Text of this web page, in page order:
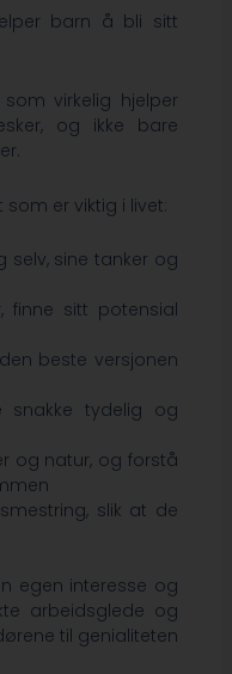
barn å bli sitt
virkelig hjelper
og ikke bare
er viktig i livet:
selv, sine tanker og
finne sitt potensial
beste versjonen
snakke tydelig og
og natur, og forstå
slik at de
egen interesse og
arbeidsglede og
til genialiteten